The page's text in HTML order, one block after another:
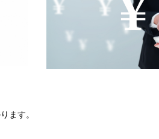
ます。